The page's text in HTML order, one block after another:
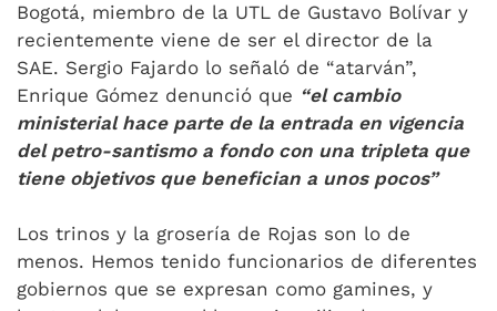
Bogotá, miembro de la UTL de Gustavo Bolívar y
recientemente viene de ser el director de la
SAE. Sergio Fajardo lo señaló de “atarván”,
Enrique Gómez denunció que “el cambio
ministerial hace parte de la entrada en vigencia
del petro-santismo a fondo con una tripleta que
tiene objetivos que benefician a unos pocos”
Los trinos y la grosería de Rojas son lo de
menos. Hemos tenido funcionarios de diferentes
gobiernos que se expresan como gamines, y